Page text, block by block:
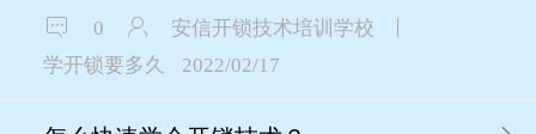
0
安信开锁技术培训学校
学开锁要多久
2022/02/17